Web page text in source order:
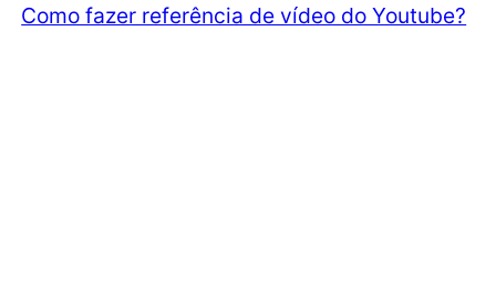
Como fazer referência de vídeo do Youtube?